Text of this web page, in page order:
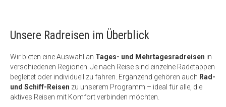
Unsere Radreisen im Überblick
Wir bieten eine Auswahl an Tages- und Mehrtagesradreisen in
verschiedenen Regionen. Je nach Reise sind einzelne Radetappen
begleitet oder individuell zu fahren. Ergänzend gehören auch Rad-
und Schiff-Reisen zu unserem Programm – ideal für alle, die
aktives Reisen mit Komfort verbinden möchten.